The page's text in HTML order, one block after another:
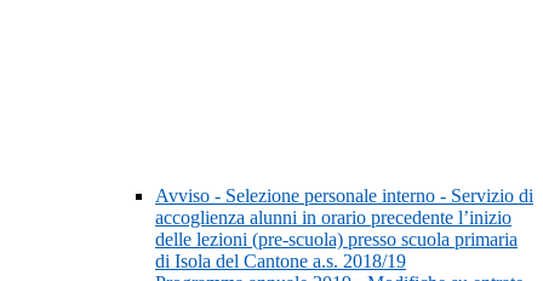
Avviso - Selezione personale interno - Servizio di
accoglienza alunni in orario precedente l’inizio
delle lezioni (pre-scuola) presso scuola primaria
di Isola del Cantone a.s. 2018/19